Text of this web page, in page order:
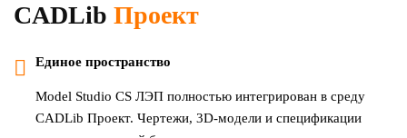
CADLib Проект
Единое пространство
Model Studio CS ЛЭП полностью интегрирован в среду
CADLib Проект. Чертежи, 3D-модели и спецификации